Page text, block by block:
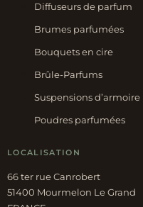
Diffuseurs de parfum
Brumes parfumées
Bouquets en cire
Brûle-Parfums
Suspensions d’armoire
Poudres parfumées
LOCALISATION
66 ter rue Canrobert
51400 Mourmelon Le Grand